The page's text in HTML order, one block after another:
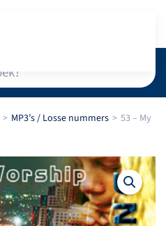
MP3’s / Losse nummers
53 – My